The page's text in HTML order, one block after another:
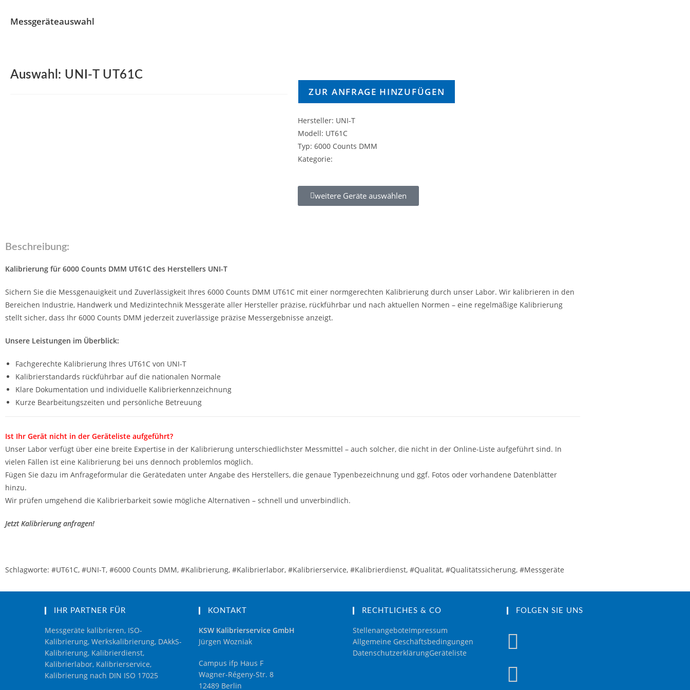
Messgeräteauswahl
Auswahl: UNI-T UT61C
ZUR ANFRAGE HINZUFÜGEN
Hersteller: UNI-T
Modell: UT61C
Typ: 6000 Counts DMM
Kategorie:
weitere Geräte auswählen
Beschreibung:
Kalibrierung für 6000 Counts DMM UT61C des Herstellers UNI-T
Sichern Sie die Messgenauigkeit und Zuverlässigkeit Ihres 6000 Counts DMM UT61C mit einer normgerechten Kalibrierung durch unser Labor. Wir kalibrieren in den
Bereichen Industrie, Handwerk und Medizintechnik Messgeräte aller Hersteller präzise, rückführbar und nach aktuellen Normen – eine regelmäßige Kalibrierung
stellt sicher, dass Ihr 6000 Counts DMM jederzeit zuverlässige präzise Messergebnisse anzeigt.
Unsere Leistungen im Überblick:
Fachgerechte Kalibrierung Ihres UT61C von UNI-T
Kalibrierstandards rückführbar auf die nationalen Normale
Klare Dokumentation und individuelle Kalibrierkennzeichnung
Kurze Bearbeitungszeiten und persönliche Betreuung
Ist Ihr Gerät nicht in der Geräteliste aufgeführt?
Unser Labor verfügt über eine breite Expertise in der Kalibrierung unterschiedlichster Messmittel – auch solcher, die nicht in der Online-Liste aufgeführt sind. In
vielen Fällen ist eine Kalibrierung bei uns dennoch problemlos möglich.
Fügen Sie dazu im Anfrageformular die Gerätedaten unter Angabe des Herstellers, die genaue Typenbezeichnung und ggf. Fotos oder vorhandene Datenblätter
hinzu.
Wir prüfen umgehend die Kalibrierbarkeit sowie mögliche Alternativen – schnell und unverbindlich.
Jetzt Kalibrierung anfragen!
Schlagworte: #UT61C, #UNI-T, #6000 Counts DMM, #Kalibrierung, #Kalibrierlabor, #Kalibrierservice, #Kalibrierdienst, #Qualität, #Qualitätssicherung, #Messgeräte
IHR PARTNER FÜR
Messgeräte kalibrieren, ISO-
Kalibrierung, Werkskalibrierung, DAkkS-
Kalibrierung, Kalibrierdienst,
Kalibrierlabor, Kalibrierservice,
Kalibrierung nach DIN ISO 17025
KONTAKT
KSW Kalibrierservice GmbH
Jürgen Wozniak
Campus ifp Haus F
Wagner-Régeny-Str. 8
12489 Berlin
RECHTLICHES & CO
StellenangeboteImpressum
Allgemeine Geschäftsbedingungen
DatenschutzerklärungGeräteliste
FOLGEN SIE UNS